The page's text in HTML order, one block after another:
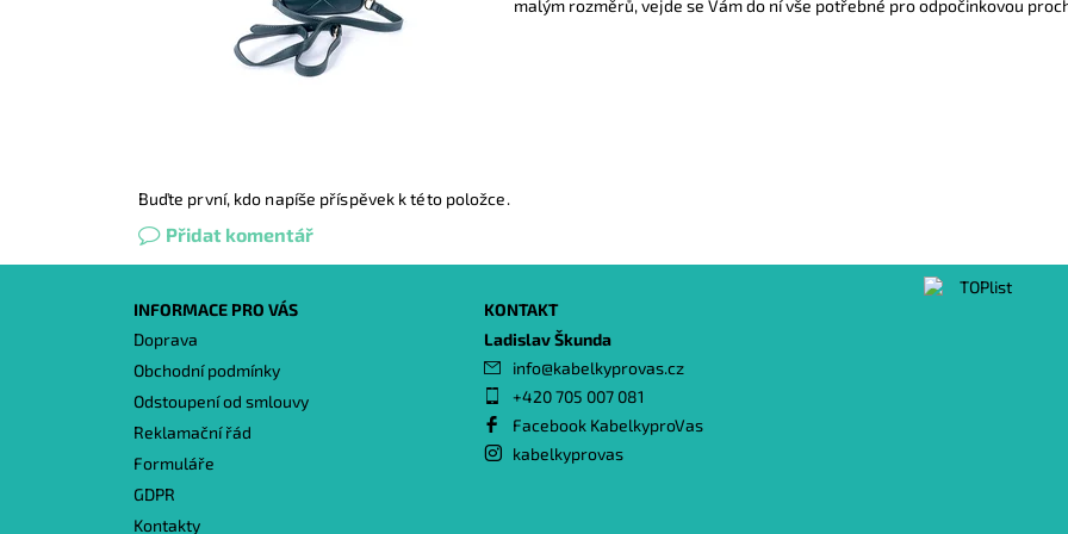
malým rozměrů, vejde se Vám do ní vše potřebné pro odpočinkovou
Buďte první, kdo napíše příspěvek k této položce.
Přidat komentář
INFORMACE PRO VÁS
Doprava
Obchodní podmínky
Odstoupení od smlouvy
Reklamační řád
Formuláře
GDPR
Kontakty
KONTAKT
Ladislav Škunda
info@kabelkyprovas.cz
+420 705 007 081
Facebook KabelkyproVas
kabelkyprovas